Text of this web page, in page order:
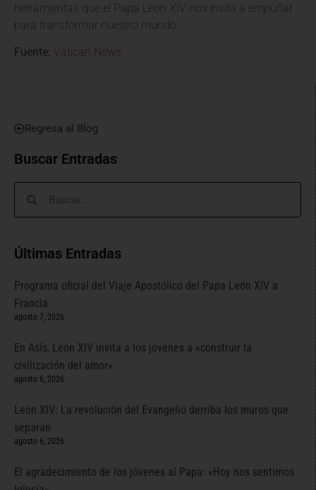
Regresa al Blog
Buscar Entradas
Últimas Entradas
Programa oficial del Viaje Apostólico del Papa León XIV a
Francia
agosto 7, 2026
En Asís, León XIV invita a los jóvenes a «construir la
civilización del amor»
agosto 6, 2026
León XIV: La revolución del Evangelio derriba los muros que
separan
agosto 6, 2026
El agradecimiento de los jóvenes al Papa: «Hoy nos sentimos
herramientas que el Papa León XIV nos invita a empuñar
para transformar nuestro mundo.
Fuente: Vatican News